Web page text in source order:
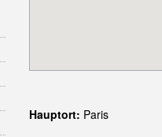
Hauptort: Paris